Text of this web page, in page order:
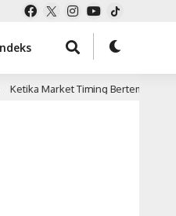
Market Timing Bertemu